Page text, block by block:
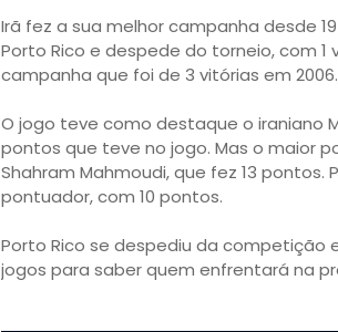
Irã fez a sua melhor campanha desde
Porto Rico e despede do torneio, com
campanha que foi de 3 vitórias em 2006.
O jogo teve como destaque o iraniano
pontos que teve no jogo. Mas o maior
Shahram Mahmoudi, que fez 13
pontuador, com 10 pontos.
Porto Rico se despediu da competição
jogos para saber quem enfrentará na